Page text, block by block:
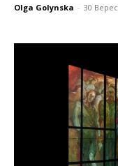
Olga Golynska - 30